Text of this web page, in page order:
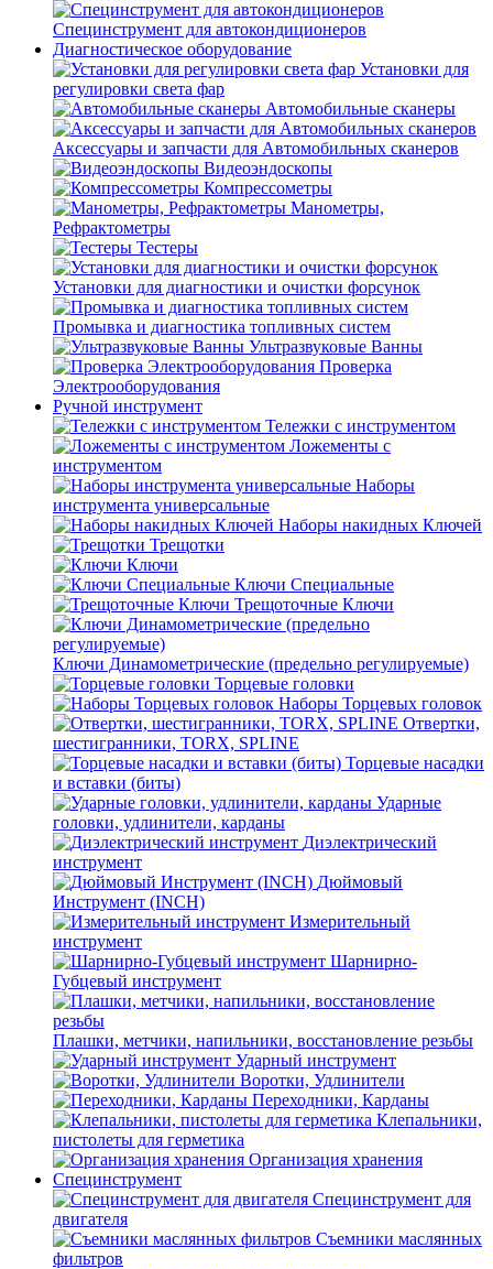
Специнструмент для автокондиционеров
Диагностическое оборудование
Установки для
регулировки света фар
Автомобильные сканеры
Аксессуары и запчасти для Автомобильных сканеров
Видеоэндоскопы
Компрессометры
Манометры,
Рефрактометры
Тестеры
Установки для диагностики и очистки форсунок
Промывка и диагностика топливных систем
Ультразвуковые Ванны
Проверка
Электрооборудования
Ручной инструмент
Тележки с инструментом
Ложементы с
инструментом
Наборы
инструмента универсальные
Наборы накидных Ключей
Трещотки
Ключи
Ключи Специальные
Трещоточные Ключи
Ключи Динамометрические (предельно регулируемые)
Торцевые головки
Наборы Торцевых головок
Отвертки,
шестигранники, TORX, SPLINE
Торцевые насадки
и вставки (биты)
Ударные
головки, удлинители, карданы
Диэлектрический
инструмент
Дюймовый
Инструмент (INCH)
Измерительный
инструмент
Шарнирно-
Губцевый инструмент
Плашки, метчики, напильники, восстановление резьбы
Ударный инструмент
Воротки, Удлинители
Переходники, Карданы
Клепальники,
пистолеты для герметика
Организация хранения
Специнструмент
Специнструмент для
двигателя
Съемники маслянных
фильтров